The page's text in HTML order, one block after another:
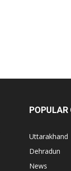
POPULAR
Uttarakhand
Dehradun
News